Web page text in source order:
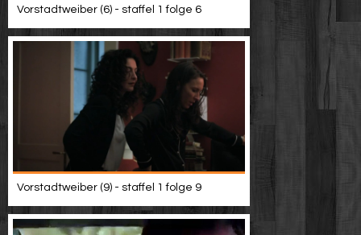
Vorstadtweiber (6) - staffel 1 folge 6
Vorstadtweiber (9) - staffel 1 folge 9